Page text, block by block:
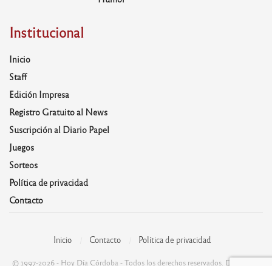
Institucional
Inicio
Staff
Edición Impresa
Registro Gratuito al News
Suscripción al Diario Papel
Juegos
Sorteos
Política de privacidad
Contacto
Inicio Contacto Política de privacidad
© 1997-2026 - Hoy Día Córdoba - Todos los derechos reservados. Desarrolla: